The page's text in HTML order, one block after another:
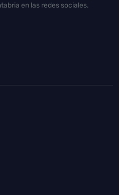
en las redes sociales.